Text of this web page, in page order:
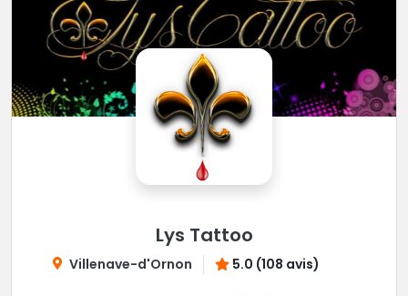
Lys Tattoo
Villenave-d'Ornon 5.0 (108 avis)